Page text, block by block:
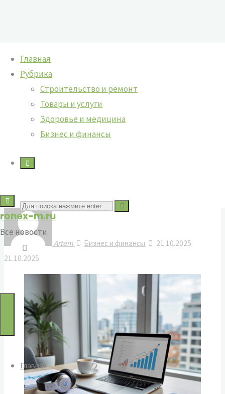
содержимому
Главная
Рубрика
Строительство и ремонт
Товары и услуги
Здоровье и медицина
Бизнес и финансы
Поиск
по:
ronex-m.ru
Все новости
Главная
Трафик для вашего бизнеса
привлечения
Artem Бизнес и финансы
21.10.2025
21.10.2025